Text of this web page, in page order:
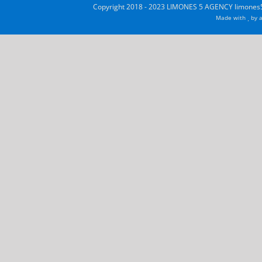
Copyright 2018 - 2023 LIMONES 5 AGENCY
Made with by